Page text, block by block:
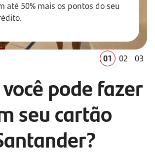
até 50% mais os pontos do seu
01 02 03
pode fazer
seu cartão